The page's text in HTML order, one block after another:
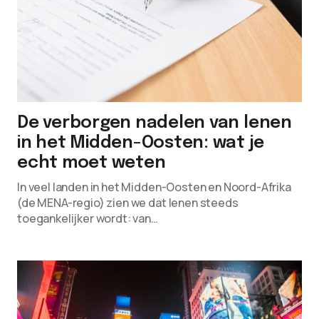
De verborgen nadelen van lenen
in het Midden-Oosten: wat je
echt moet weten
In veel landen in het Midden-Oosten en Noord-Afrika
(de MENA-regio) zien we dat lenen steeds
toegankelijker wordt: van…